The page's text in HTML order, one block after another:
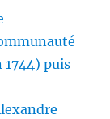
1744) puis